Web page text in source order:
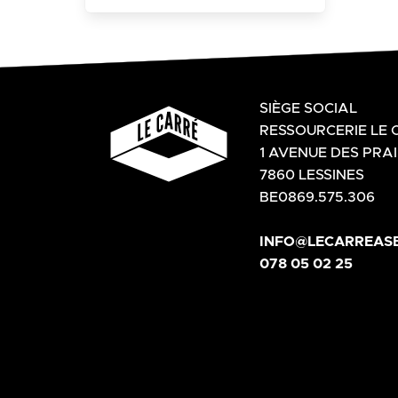
SIÈGE SOCIAL
RESSOURCERIE LE
1 AVENUE DES
7860 LESSINES
BE0869.575.306
078 05 02 25